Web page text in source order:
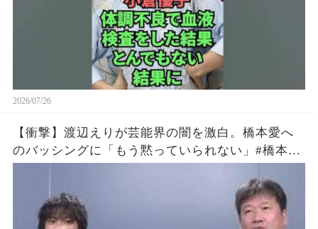
2026/07/26
【衝撃】渡辺えりが芸能界の闇を激白。橋本愛へ
のバッシングに「もう黙っていられない」#橋本愛